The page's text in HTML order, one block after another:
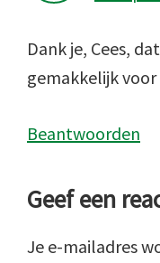
Dank je, Cees,
gemakkelijk voor
Beantwoorden
Geef een
Je e-mailadres